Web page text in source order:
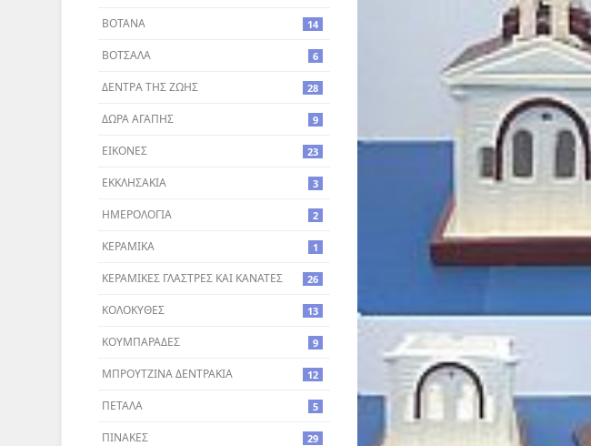
ΒΟΤΑΝΑ 14
ΒΟΤΣΑΛΑ 6
ΔΕΝΤΡA ΤΗΣ ΖΩΗΣ 28
ΔΩΡΑ ΑΓΑΠΗΣ 9
ΕΙΚΟΝΕΣ 23
ΕΚΚΛΗΣΑΚΙΑ 3
ΗΜΕΡΟΛΟΓΙΑ 2
ΚΕΡΑΜΙΚΑ 1
ΚΕΡΑΜΙΚΕΣ ΓΛΑΣΤΡΕΣ ΚΑΙ ΚΑΝΑΤΕΣ 26
ΚΟΛΟΚΥΘΕΣ 13
ΚΟΥΜΠΑΡΑΔΕΣ 9
ΜΠΡΟΥΤΖΙΝΑ ΔΕΝΤΡΑΚΙΑ 12
ΠΕΤΑΛΑ 5
ΠΙΝΑΚΕΣ 29